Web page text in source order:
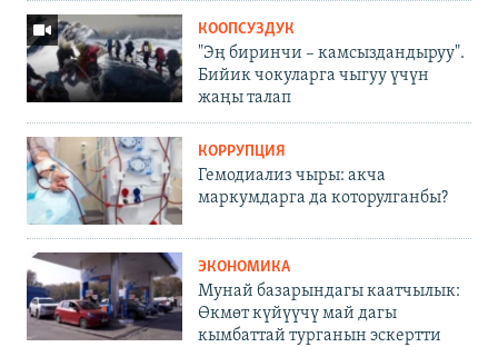
КООПСУЗДУК
"Эң биринчи – камсыздандыруу".
Бийик чокуларга чыгуу үчүн
жаңы талап
КОРРУПЦИЯ
Гемодиализ чыры: акча
маркумдарга да которулганбы?
ЭКОНОМИКА
Мунай базарындагы каатчылык:
Өкмөт күйүүчү май дагы
кымбаттай турганын эскертти